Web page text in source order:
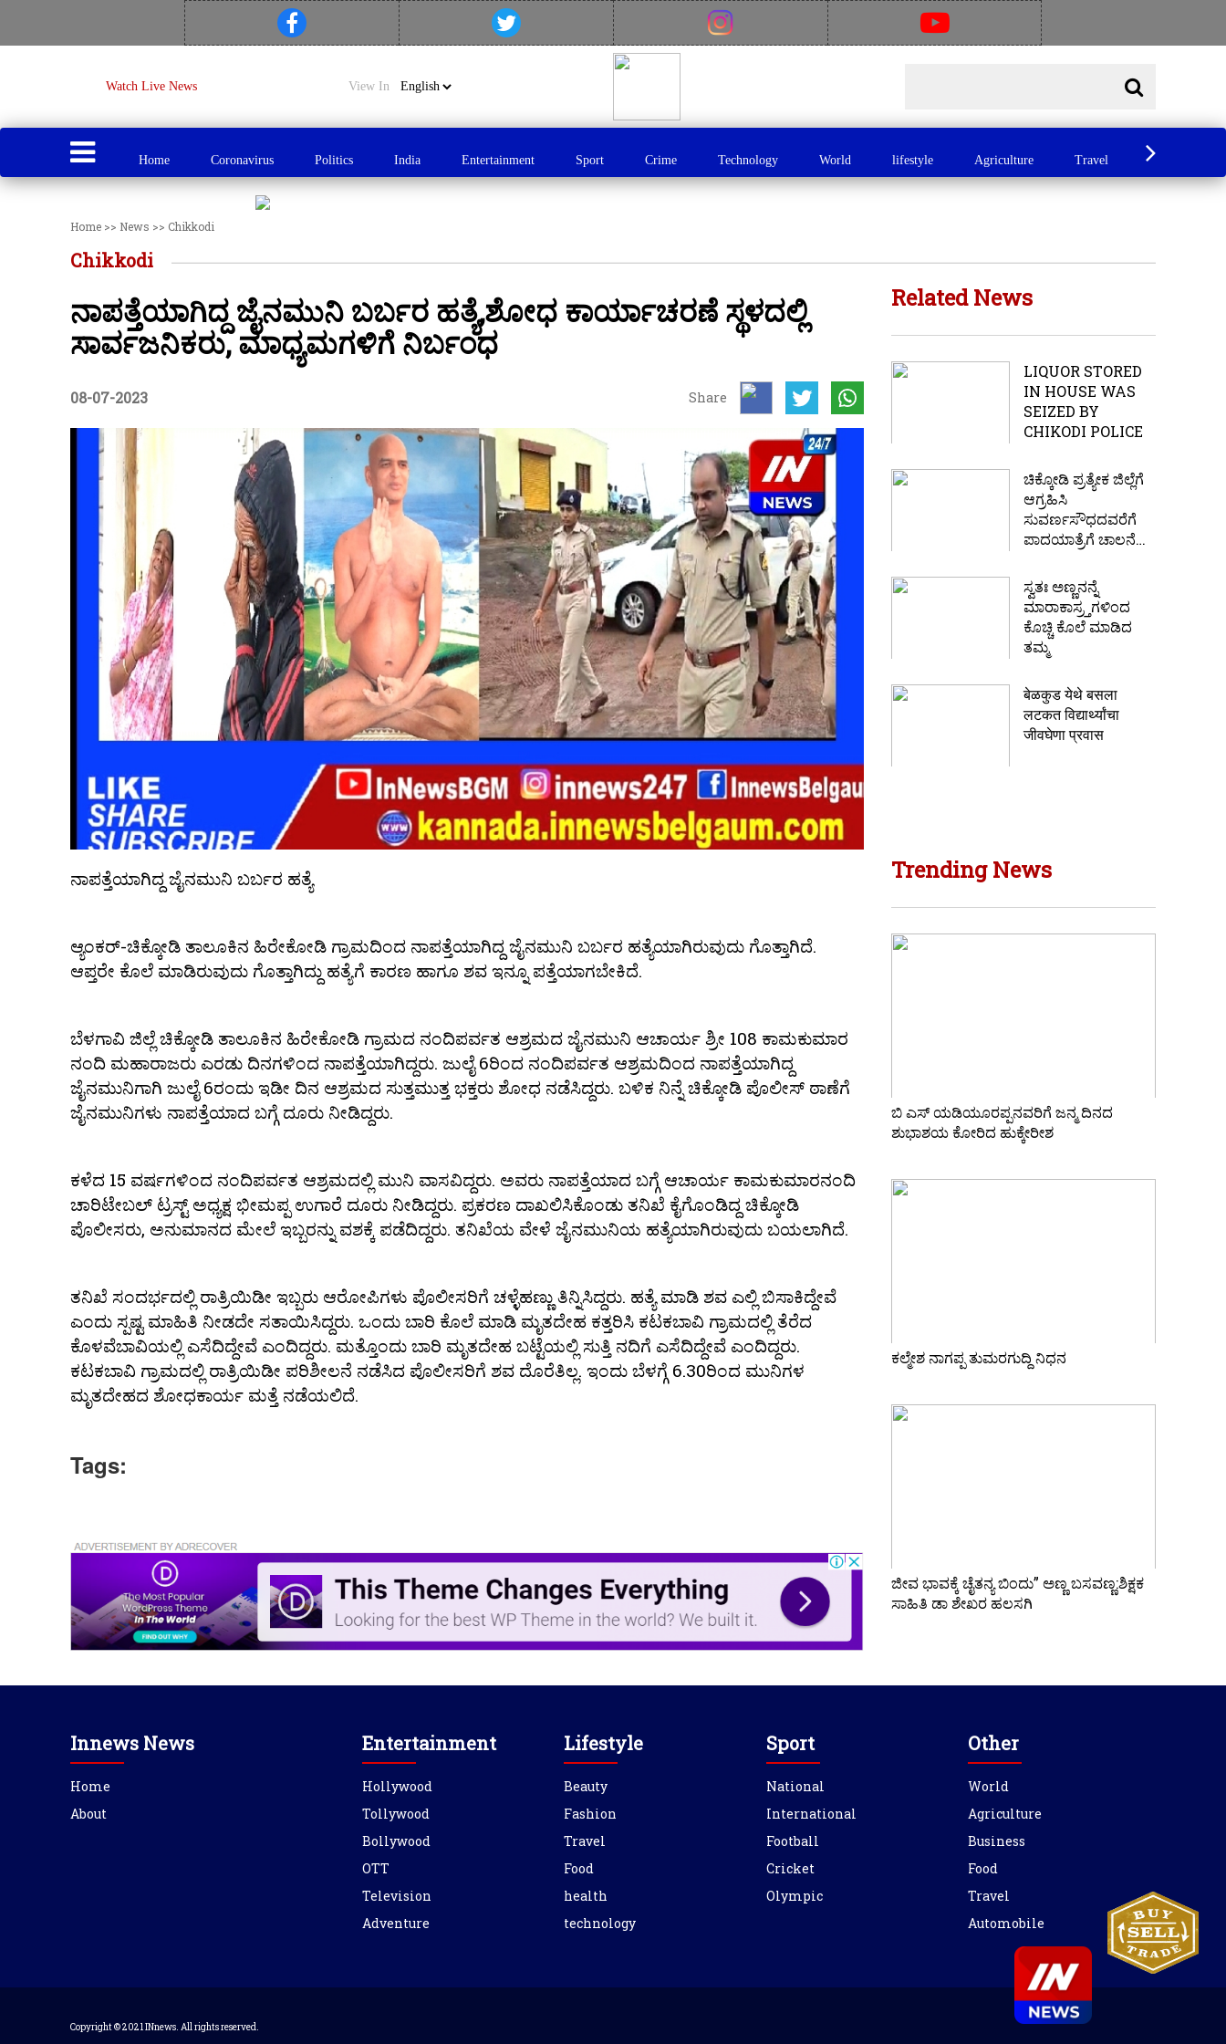
Watch Live News View In
Home Coronavirus Politics India Entertainment Sport Crime Technology World lifestyle Agriculture Travel Food
Home >> News >> Chikkodi
Chikkodi
ನಾಪತ್ತೆಯಾಗಿದ್ದ ಜೈನಮುನಿ ಬರ್ಬರ ಹತ್ಯೆ,ಶೋಧ ಕಾರ್ಯಾಚರಣೆ ಸ್ಥಳದಲ್ಲಿ
ಸಾರ್ವಜನಿಕರು, ಮಾಧ್ಯಮಗಳಿಗೆ ನಿರ್ಬಂಧ
08-07-2023 Share
ನಾಪತ್ತೆಯಾಗಿದ್ದ ಜೈನಮುನಿ ಬರ್ಬರ ಹತ್ಯೆ
ಆ್ಯಂಕರ್-ಚಿಕ್ಕೋಡಿ ತಾಲೂಕಿನ ಹಿರೇಕೋಡಿ ಗ್ರಾಮದಿಂದ ನಾಪತ್ತೆಯಾಗಿದ್ದ ಜೈನಮುನಿ ಬರ್ಬರ ಹತ್ಯೆಯಾಗಿರುವುದು ಗೊತ್ತಾಗಿದೆ.
ಆಪ್ತರೇ ಕೊಲೆ ಮಾಡಿರುವುದು ಗೊತ್ತಾಗಿದ್ದು ಹತ್ಯೆಗೆ ಕಾರಣ ಹಾಗೂ ಶವ ಇನ್ನೂ ಪತ್ತೆಯಾಗಬೇಕಿದೆ.
ಬೆಳಗಾವಿ ಜಿಲ್ಲೆ ಚಿಕ್ಕೋಡಿ ತಾಲೂಕಿನ ಹಿರೇಕೋಡಿ ಗ್ರಾಮದ ನಂದಿಪರ್ವತ ಆಶ್ರಮದ ಜೈನಮುನಿ ಆಚಾರ್ಯ ಶ್ರೀ 108 ಕಾಮಕುಮಾರ
ನಂದಿ ಮಹಾರಾಜರು ಎರಡು ದಿನಗಳಿಂದ ನಾಪತ್ತೆಯಾಗಿದ್ದರು. ಜುಲೈ 6ರಿಂದ ನಂದಿಪರ್ವತ ಆಶ್ರಮದಿಂದ ನಾಪತ್ತೆಯಾಗಿದ್ದ
ಜೈನಮುನಿಗಾಗಿ ಜುಲೈ 6ರಂದು ಇಡೀ ದಿನ ಆಶ್ರಮದ ಸುತ್ತಮುತ್ತ ಭಕ್ತರು ಶೋಧ ನಡೆಸಿದ್ದರು. ಬಳಿಕ ನಿನ್ನೆ ಚಿಕ್ಕೋಡಿ ಪೊಲೀಸ್ ಠಾಣೆಗೆ
ಜೈನಮುನಿಗಳು ನಾಪತ್ತೆಯಾದ ಬಗ್ಗೆ ದೂರು ನೀಡಿದ್ದರು.
ಕಳೆದ 15 ವರ್ಷಗಳಿಂದ ನಂದಿಪರ್ವತ ಆಶ್ರಮದಲ್ಲಿ ಮುನಿ ವಾಸವಿದ್ದರು. ಅವರು ನಾಪತ್ತೆಯಾದ ಬಗ್ಗೆ ಆಚಾರ್ಯ ಕಾಮಕುಮಾರನಂದಿ
ಚಾರಿಟೇಬಲ್ ಟ್ರಸ್ಟ್ ಅಧ್ಯಕ್ಷ ಭೀಮಪ್ಪ ಉಗಾರೆ ದೂರು ನೀಡಿದ್ದರು. ಪ್ರಕರಣ ದಾಖಲಿಸಿಕೊಂಡು ತನಿಖೆ ಕೈಗೊಂಡಿದ್ದ ಚಿಕ್ಕೋಡಿ
ಪೊಲೀಸರು, ಅನುಮಾನದ ಮೇಲೆ ಇಬ್ಬರನ್ನು ವಶಕ್ಕೆ ಪಡೆದಿದ್ದರು. ತನಿಖೆಯ ವೇಳೆ ಜೈನಮುನಿಯ ಹತ್ಯೆಯಾಗಿರುವುದು ಬಯಲಾಗಿದೆ.
ತನಿಖೆ ಸಂದರ್ಭದಲ್ಲಿ ರಾತ್ರಿಯಿಡೀ ಇಬ್ಬರು ಆರೋಪಿಗಳು ಪೊಲೀಸರಿಗೆ ಚಳ್ಳೆಹಣ್ಣು ತಿನ್ನಿಸಿದ್ದರು. ಹತ್ಯೆ ಮಾಡಿ ಶವ ಎಲ್ಲಿ ಬಿಸಾಕಿದ್ದೇವೆ
ಎಂದು ಸ್ಪಷ್ಟ ಮಾಹಿತಿ ನೀಡದೇ ಸತಾಯಿಸಿದ್ದರು. ಒಂದು ಬಾರಿ ಕೊಲೆ ಮಾಡಿ ಮೃತದೇಹ ಕತ್ತರಿಸಿ ಕಟಕಬಾವಿ ಗ್ರಾಮದಲ್ಲಿ ತೆರೆದ
ಕೊಳವೆಬಾವಿಯಲ್ಲಿ ಎಸೆದಿದ್ದೇವೆ ಎಂದಿದ್ದರು. ಮತ್ತೊಂದು ಬಾರಿ ಮೃತದೇಹ ಬಟ್ಟೆಯಲ್ಲಿ ಸುತ್ತಿ ನದಿಗೆ ಎಸೆದಿದ್ದೇವೆ ಎಂದಿದ್ದರು.
ಕಟಕಬಾವಿ ಗ್ರಾಮದಲ್ಲಿ ರಾತ್ರಿಯಿಡೀ ಪರಿಶೀಲನೆ ನಡೆಸಿದ ಪೊಲೀಸರಿಗೆ ಶವ ದೊರೆತಿಲ್ಲ. ಇಂದು ಬೆಳಗ್ಗೆ 6.30ರಿಂದ ಮುನಿಗಳ
ಮೃತದೇಹದ ಶೋಧಕಾರ್ಯ ಮತ್ತೆ ನಡೆಯಲಿದೆ.
Tags:
Related News
LIQUOR STORED
IN HOUSE WAS
SEIZED BY
CHIKODI POLICE
ಚಿಕ್ಕೋಡಿ ಪ್ರತ್ಯೇಕ ಜಿಲ್ಲೆಗೆ
ಆಗ್ರಹಿಸಿ
ಸುವರ್ಣಸೌಧದವರೆಗೆ
ಪಾದಯಾತ್ರೆಗೆ ಚಾಲನೆ…
ಸ್ವತಃ ಅಣ್ಣನನ್ನೆ
ಮಾರಾಕಾಸ್ರ್ತಗಳಿಂದ
ಕೊಚ್ಚಿ ಕೊಲೆ ಮಾಡಿದ
ತಮ್ಮ
बेळकुड येथे बसला
लटकत विद्यार्थ्यांचा
जीवघेणा प्रवास
Trending News
ಬಿ ಎಸ್ ಯಡಿಯೂರಪ್ಪನವರಿಗೆ ಜನ್ಮ ದಿನದ
ಶುಭಾಶಯ ಕೋರಿದ ಹುಕ್ಕೇರೀಶ
ಕಲ್ಮೇಶ ನಾಗಪ್ಪ ತುಮರಗುದ್ದಿ ನಿಧನ
ಜೀವ ಭಾವಕ್ಕೆ ಚೈತನ್ಯ ಬಿಂದು” ಅಣ್ಣ ಬಸವಣ್ಣ:ಶಿಕ್ಷಕ
ಸಾಹಿತಿ ಡಾ ಶೇಖರ ಹಲಸಗಿ
Innews News
Home
About
Entertainment
Hollywood
Tollywood
Bollywood
OTT
Television
Adventure
Lifestyle
Beauty
Fashion
Travel
Food
health
technology
Sport
National
International
Football
Cricket
Olympic
Other
World
Agriculture
Business
Food
Travel
Automobile
Copyright © 2021 INnews. All rights reserved.